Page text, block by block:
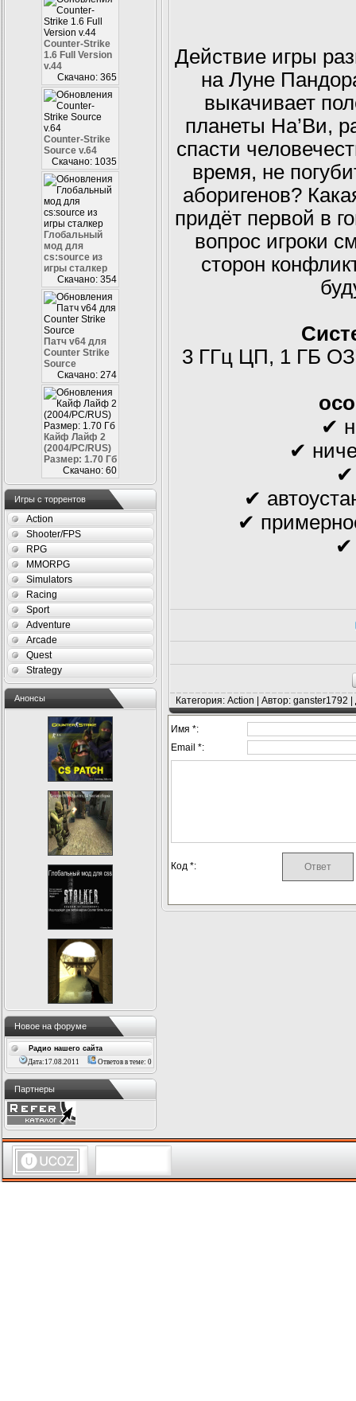
Counter-Strike
1.6 Full Version
v.44
Скачано: 365
Counter-Strike
Source v.64
Скачано: 1035
Глобальный
мод для
cs:source из
игры сталкер
Скачано: 354
Патч v64 для
Counter Strike
Source
Скачано: 274
Кайф Лайф 2
(2004/PC/RUS)
Размер: 1.70 Гб
Скачано: 60
Игры с торрентов
Action
Shooter/FPS
RPG
MMORPG
Simulators
Racing
Sport
Adventure
Arcade
Quest
Strategy
Анонсы
Новое на форуме
Радио нашего сайта
Дата:17.08.2011
Ответов в теме: 0
Партнеры
Действие игры
на Луне
выкачивает
планеты На’Ви,
спасти
время, не
аборигенов?
придёт первой в
вопрос игроки
сторон
3 ГГц ЦП, 1 ГБ
✔
✔
✔
✔
✔
✔
Категория: Action | Автор: ganster1792
Имя *:
Email *:
Код *: